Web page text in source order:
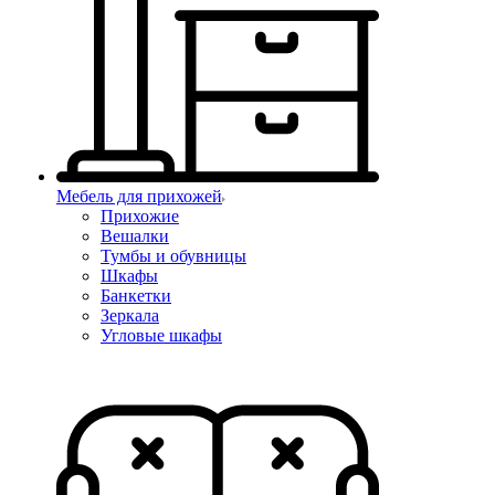
Мебель для прихожей
Прихожие
Вешалки
Тумбы и обувницы
Шкафы
Банкетки
Зеркала
Угловые шкафы